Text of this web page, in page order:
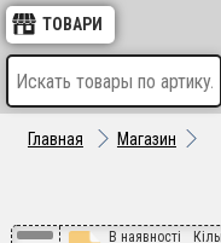
ТОВАРИ
Главная Магазин
В наявності